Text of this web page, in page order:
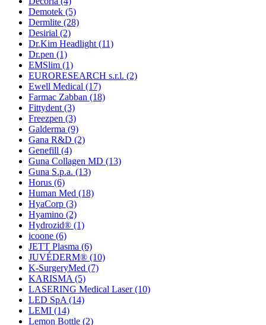
Demotek (5)
Dermlite (28)
Desirial (2)
Dr.Kim Headlight (11)
Dr.pen (1)
EMSlim (1)
EURORESEARCH s.r.l. (2)
Ewell Medical (17)
Farmac Zabban (18)
Fittydent (3)
Freezpen (3)
Galderma (9)
Gana R&D (2)
Genefill (4)
Guna Collagen MD (13)
Guna S.p.a. (13)
Horus (6)
Human Med (18)
HyaCorp (3)
Hyamino (2)
Hydrozid® (1)
icoone (6)
JETT Plasma (6)
JUVÉDERM® (10)
K-SurgeryMed (7)
KARISMA (5)
LASERING Medical Laser(10)
LED SpA (14)
LEMI (14)
Lemon Bottle (2)